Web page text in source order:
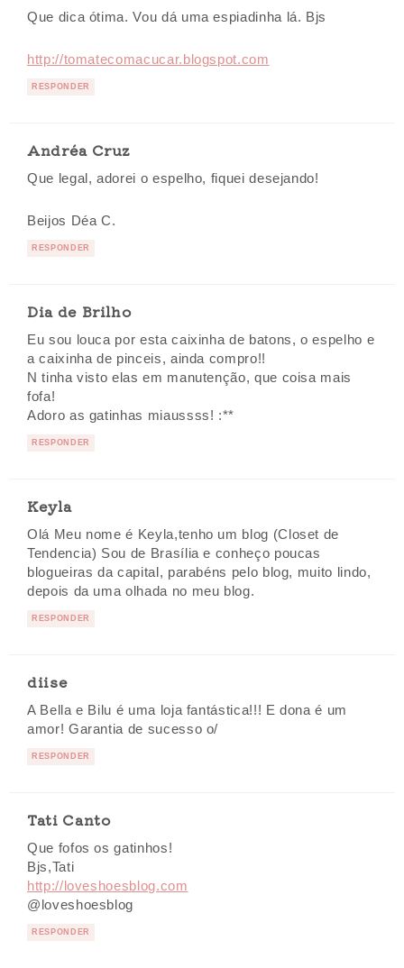
Que dica ótima. Vou dá uma espiadinha lá. Bjs
http://tomatecomacucar.blogspot.com
RESPONDER
Andréa Cruz
Que legal, adorei o espelho, fiquei desejando!
Beijos Déa C.
RESPONDER
Dia de Brilho
Eu sou louca por esta caixinha de batons, o espelho e
a caixinha de pinceis, ainda compro!!
N tinha visto elas em manutenção, que coisa mais
fofa!
Adoro as gatinhas miaussss! :**
RESPONDER
Keyla
Olá Meu nome é Keyla,tenho um blog (Closet de
Tendencia) Sou de Brasília e conheço poucas
blogueiras da capital, parabéns pelo blog, muito lindo,
depois da uma olhada no meu blog.
RESPONDER
diise
A Bella e Bilu é uma loja fantástica!!! E dona é um
amor! Garantia de sucesso o/
RESPONDER
Tati Canto
Que fofos os gatinhos!
Bjs,Tati
http://loveshoesblog.com
@loveshoesblog
RESPONDER